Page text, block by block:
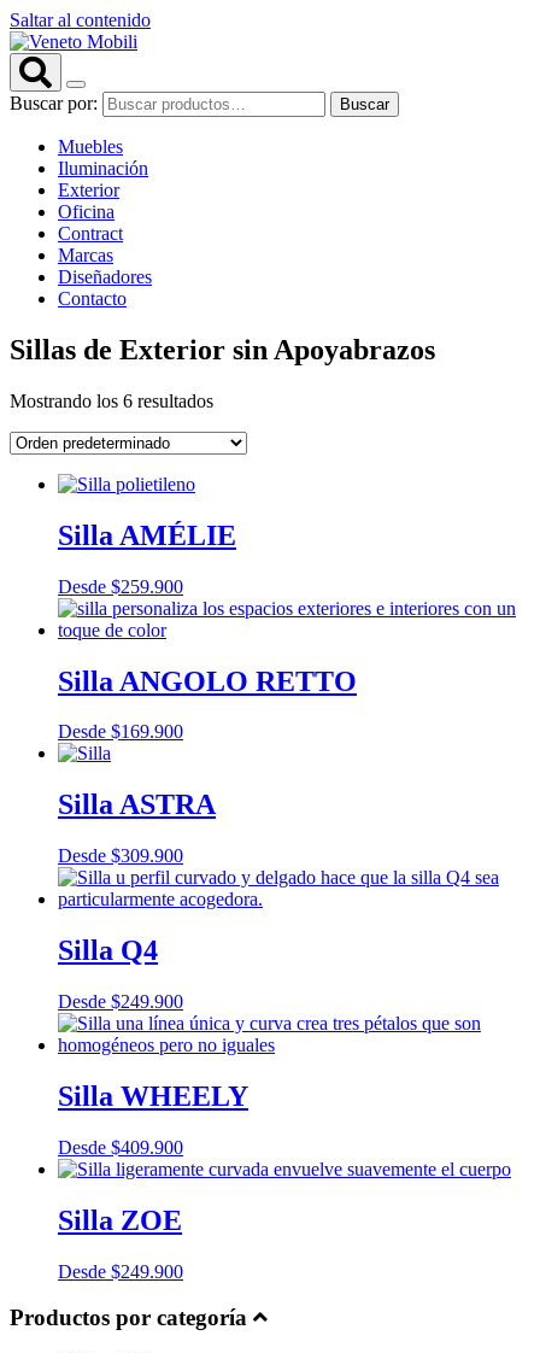
Saltar al contenido
Buscar por: Buscar
Muebles
Iluminación
Exterior
Oficina
Contract
Marcas
Diseñadores
Contacto
Sillas de Exterior sin Apoyabrazos
Mostrando los 6 resultados
Silla AMÉLIE
Desde $259.900
Silla ANGOLO RETTO
Desde $169.900
Silla ASTRA
Desde $309.900
Silla Q4
Desde $249.900
Silla WHEELY
Desde $409.900
Silla ZOE
Desde $249.900
Productos por categoría